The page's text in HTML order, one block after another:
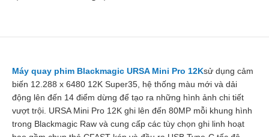
Máy quay phim Blackmagic URSA Mini Pro 12Ksử dụng cảm
biến 12.288 x 6480 12K Super35, hệ thống màu mới và dải
động lên đến 14 điểm dừng để tạo ra những hình ảnh chi tiết
vượt trội. URSA Mini Pro 12K ghi lên đến 80MP mỗi khung hình
trong Blackmagic Raw và cung cấp các tùy chọn ghi linh hoạt